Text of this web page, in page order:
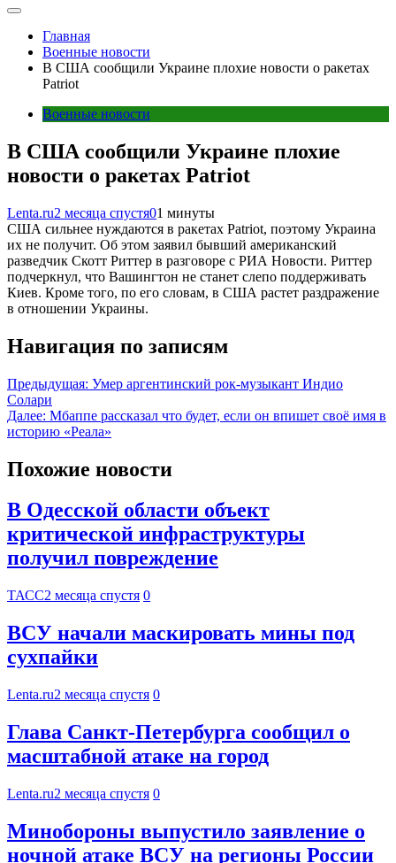
Главная
Военные новости
В США сообщили Украине плохие новости о ракетах
Patriot
Военные новости
В США сообщили Украине плохие
новости о ракетах Patriot
Lenta.ru2 месяца спустя01 минуты
США сильнее нуждаются в ракетах Patriot, поэтому Украина
их не получит. Об этом заявил бывший американский
разведчик Скотт Риттер в разговоре с РИА Новости. Риттер
подчеркнул, что Вашингтон не станет слепо поддерживать
Киев. Кроме того, по его словам, в США растет раздражение
в отношении Украины.
Навигация по записям
Предыдущая: Умер аргентинский рок-музыкант Индио
Солари
Далее: Мбаппе рассказал что будет, если он впишет своё имя в
историю «Реала»
Похожие новости
В Одесской области объект
критической инфраструктуры
получил повреждение
ТАСС2 месяца спустя 0
ВСУ начали маскировать мины под
сухпайки
Lenta.ru2 месяца спустя 0
Глава Санкт-Петербурга сообщил о
масштабной атаке на город
Lenta.ru2 месяца спустя 0
Минобороны выпустило заявление о
ночной атаке ВСУ на регионы России